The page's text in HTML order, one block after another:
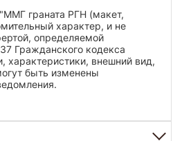
граната РГН (макет,
характер, и не
определяемой
Гражданского кодекса
характеристики, внешний вид,
быть изменены